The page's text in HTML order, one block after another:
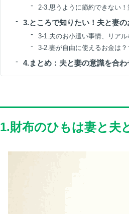
2-3.思うように節約できない
3.ところで知りたい！夫と妻
3-1.夫のお小遣い事情、リア
3-2.妻が自由に使えるお金は
4.まとめ：夫と妻の意識を合
1.財布のひもは妻と夫